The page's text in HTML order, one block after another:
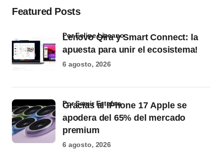
Featured Posts
Lenovo Qira y Smart Connect: la
apuesta para unir el ecosistema!
por Felipe Lizcano
6 agosto, 2026
Gracias al iPhone 17 Apple se
apodera del 65% del mercado
premium
por Samir Estefan
6 agosto, 2026